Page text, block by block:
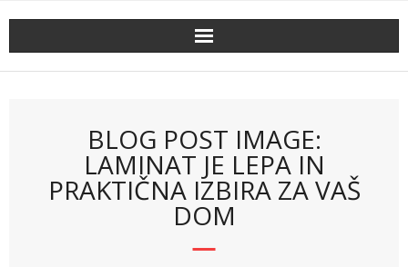
BLOG POST IMAGE:
LAMINAT JE LEPA IN
PRAKTIČNA IZBIRA ZA VAŠ
DOM